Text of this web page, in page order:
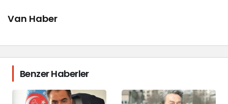
Van Haber
Benzer Haberler